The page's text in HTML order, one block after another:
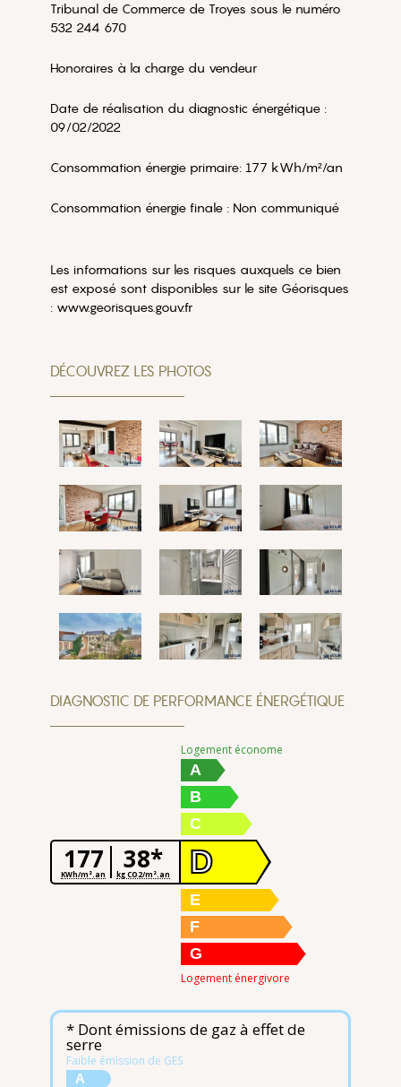
Tribunal de Commerce de Troyes sous le numéro
532 244 670
Honoraires à la charge du vendeur
Date de réalisation du diagnostic énergétique :
09/02/2022
Consommation énergie primaire: 177 kWh/m²/an
Consommation énergie finale : Non communiqué
Les informations sur les risques auxquels ce bien
est exposé sont disponibles sur le site Géorisques
: www.georisques.gouv.fr
DÉCOUVREZ LES PHOTOS
DIAGNOSTIC DE PERFORMANCE ÉNERGÉTIQUE
177
KWh/m².an 38*
kg CO2/m².an
Logement économe
A
B
C
D
E
F
G
Logement énergivore
* Dont émissions de gaz à effet de
serre
Faible émission de GES
A